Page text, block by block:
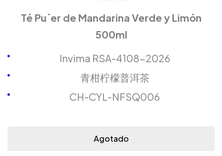
Té Pu`er de Mandarina Verde y Limón
500ml
Invima RSA-4108-2026
青柑柠檬普洱茶
CH-CYL-NFSQ006
Agotado